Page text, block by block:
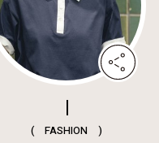
( FASHION )